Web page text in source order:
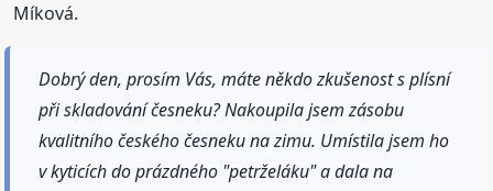
Míková.
Dobrý den, prosím Vás, máte někdo zkušenost s plísní
při skladování česneku? Nakoupila jsem zásobu
kvalitního českého česneku na zimu. Umístila jsem ho
v kyticích do prázdného "petrželáku" a dala na